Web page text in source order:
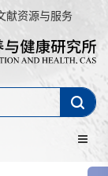
献资源与服务